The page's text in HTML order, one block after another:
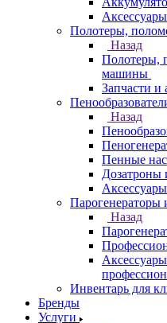
Полотеры,
Назад
Полотеры,
машины
Запчасти и
Назад
Пенные
Дозатроны
Парогенераторы
Назад
Инвентарь для
Бренды
Услуги